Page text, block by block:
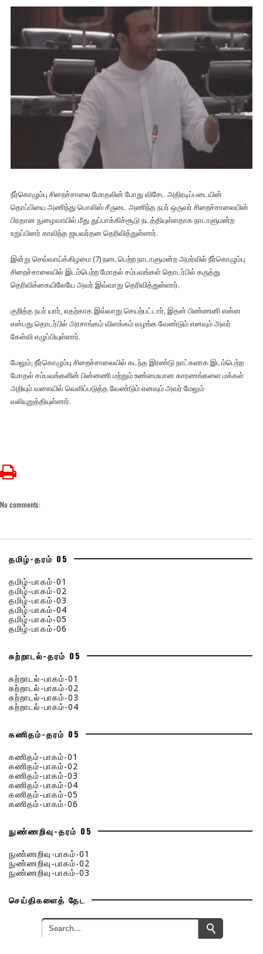
நீர்கொழும்பு சிறைச்சாலை மோதலின் போது விசேட அதிரடிப்படையின்
தொப்பியை அணிந்து பொலிஸ் சீருடை அணிந்த நபர் ஒருவர் சிறைச்சாலையின்
பிரதான நுழைவாயில் மீது துப்பாக்கிச்சூடு நடத்தியுள்ளதாக நாடாளுமன்ற
உறுப்பினர் காவிந்த ஜயவர்தன தெரிவித்துள்ளார்.
இன்று செவ்வாய்க்கிழமை (7) நடைபெற்ற நாடாளுமன்ற அமர்வில் நீர்கொழும்பு
சிறைச்சாலையில் இடம்பெற்ற மோதல் சம்பவங்கள் தொடர்பில் கருத்து
தெரிவிக்கையிலேயே அவர் இவ்வாறு தெரிவித்துள்ளார்.
குறித்த நபர் யார், எதற்காக இவ்வாறு செயற்பட்டார், இதன் பிண்ணனி என்ன
என்பது தொடர்பில் அரசாங்கம் விளக்கம் வழங்க வேண்டும் எனவும் அவர்
கேள்வி எழுப்பியுள்ளார்.
மேலும், நீர்கொழும்பு சிறைச்சாலையில் கடந்த இரண்டு நாட்களாக இடம்பெற்ற
மோதல் சம்பவங்களின் பின்னணி மற்றும் உண்மையான காரணங்களை மக்கள்
அறியும் வகையில் வெளிப்படுத்த வேண்டும் எனவும் அவர் மேலும்
வலியுறுத்தியுள்ளார்.
No comments:
தமிழ்-தரம் 05
தமிழ்-பாகம்-01
தமிழ்-பாகம்-02
தமிழ்-பாகம்-03
தமிழ்-பாகம்-04
தமிழ்-பாகம்-05
தமிழ்-பாகம்-06
சுற்றாடல்-தரம் 05
சுற்றாடல்-பாகம்-01
சுற்றாடல்-பாகம்-02
சுற்றாடல்-பாகம்-03
சுற்றாடல்-பாகம்-04
கணிதம்-தரம் 05
கணிதம்-பாகம்-01
கணிதம்-பாகம்-02
கணிதம்-பாகம்-03
கணிதம்-பாகம்-04
கணிதம்-பாகம்-05
கணிதம்-பாகம்-06
நுண்ணறிவு-தரம் 05
நுண்ணறிவு-பாகம்-01
நுண்ணறிவு-பாகம்-02
நுண்ணறிவு-பாகம்-03
செய்திகளைத் தேட